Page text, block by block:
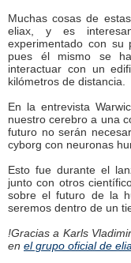
Muchas cosas de
eliax, y es
experimentado con
pues él mismo se
interactuar con un
kilómetros de distancia.
En la entrevista
nuestro cerebro a una
futuro no serán
cyborg con neuronas
Esto fue durante el
junto con otros
sobre el futuro de la
seremos dentro de un
!Gracias a Karls
en el grupo oficial de